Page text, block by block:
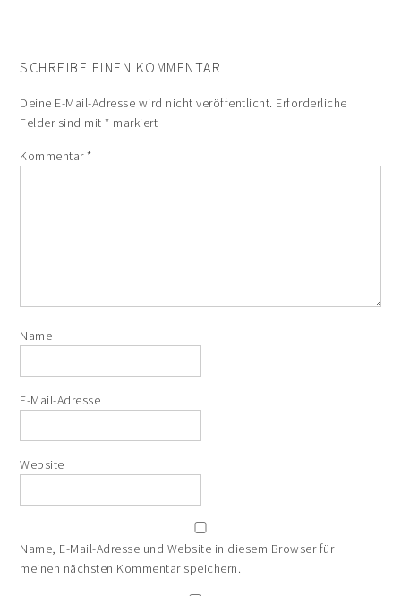
SCHREIBE EINEN KOMMENTAR
Deine E-Mail-Adresse wird nicht veröffentlicht. Erforderliche
Felder sind mit* markiert
Kommentar*
Name
E-Mail-Adresse
Website
Name, E-Mail-Adresse und Website in diesem Browser für
meinen nächsten Kommentar speichern.